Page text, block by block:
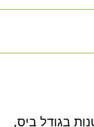
בגודל ביס,